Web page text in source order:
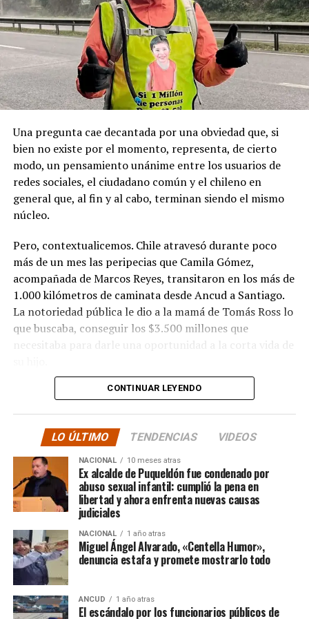
registraron declaraciones públicas de su partido ni
sanciones políticas posteriores.
la Toma de Posesión del Estrecho de Magallanes, donde
el capitán Juan Guillermos y 23 tripulantes a bordo de la
Goleta de Guerra Ancud de la Armada tomaron posesión
de estas tierras patagónicas donde izaron la bandera
nacional declarando este territorio como parte de Chile.
Una pregunta cae decantada por una obviedad que, si
bien no existe por el momento, representa, de cierto
modo, un pensamiento unánime entre los usuarios de
redes sociales, el ciudadano común y el chileno en
general que, al fin y al cabo, terminan siendo el mismo
núcleo.
Pero, contextualicemos. Chile atravesó durante poco
más de un mes las peripecias que Camila Gómez,
acompañada de Marcos Reyes, transitaron en los más de
1.000 kilómetros de caminata desde Ancud a Santiago.
La notoriedad pública le dio a la mamá de Tomás Ross lo
que buscaba, conseguir los $3.500 millones que
necesitaba para darle una oportunidad a la corta vida de
La solidaridad y empatía de los chilenos en cada paso
sino que se superó con creces. De hecho, el último
cómputo dado a conocer reveló la suma total de
$3.689.545.200.
Según Camila Gómez, el excedente de casi $200
millones sería destinadopara los costos médicos
asociados al suministro del Elevidys «porque los 3.500
millonessolo incluye el frasco del fármaco y no los
otros gastos relacionados con los tres meses del
tratamiento
«, indicó a Meganonoticias.cl
Pero, volviendo al principio, damos curso a una solicitud
CONTINUAR LEYENDO
LO ÚLTIMO TENDENCIAS VIDEOS
NACIONAL 10 meses atras
Ex alcalde de Puqueldón fue condenado por
abuso sexual infantil: cumplió la pena en
libertad y ahora enfrenta nuevas causas
judiciales
NACIONAL 1 año atras
Miguel Ángel Alvarado, «Centella Humor»,
denuncia estafa y promete mostrarlo todo
ANCUD 1 año atras
El escándalo por los funcionarios públicos de